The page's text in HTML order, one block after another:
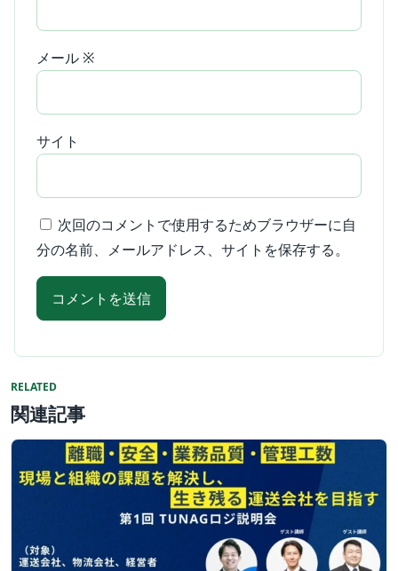
メール ※
サイト
次回のコメントで使用するためブラウザーに自
分の名前、メールアドレス、サイトを保存する。
RELATED
関連記事